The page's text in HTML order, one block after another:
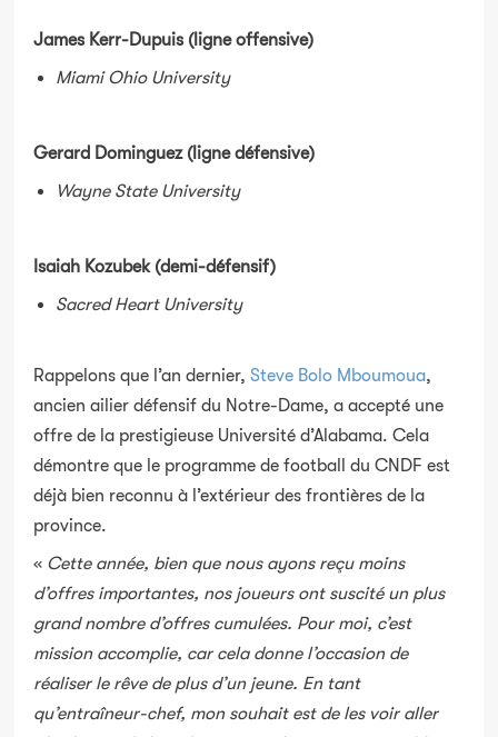
James Kerr-Dupuis (ligne offensive)
Miami Ohio University
Gerard Dominguez (ligne défensive)
Wayne State University
Isaiah Kozubek (demi-défensif)
Sacred Heart University
Rappelons que l’an dernier,Steve Bolo Mboumoua,
ancien ailier défensif du Notre-Dame, a accepté une
offre de la prestigieuse Université d’Alabama. Cela
démontre que le programme de football du CNDF est
déjà bien reconnu à l’extérieur des frontières de la
province.
« Cette année, bien que nous ayons reçu moins
d’offres importantes, nos joueurs ont suscité un plus
grand nombre d’offres cumulées. Pour moi, c’est
mission accomplie, car cela donne l’occasion de
réaliser le rêve de plus d’un jeune. En tant
qu’entraîneur-chef, mon souhait est de les voir aller